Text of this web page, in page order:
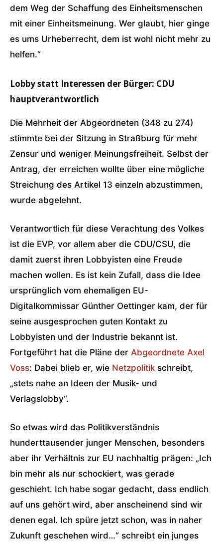
dem Weg der Schaffung des Einheitsmenschen
mit einer Einheitsmeinung. Wer glaubt, hier ginge
es ums Urheberrecht, dem ist wohl nicht mehr zu
helfen.“
Lobby statt Interessen der Bürger: CDU
hauptverantwortlich
Die Mehrheit der Abgeordneten (348 zu 274)
stimmte bei der Sitzung in Straßburg für mehr
Zensur und weniger Meinungsfreiheit. Selbst der
Antrag, der erreichen wollte über eine mögliche
Streichung des Artikel 13 einzeln abzustimmen,
wurde abgelehnt.
Verantwortlich für diese Verachtung des Volkes
ist die EVP, vor allem aber die CDU/CSU, die
damit zuerst ihren Lobbyisten eine Freude
machen wollen. Es ist kein Zufall, dass die Idee
ursprünglich vom ehemaligen EU-
Digitalkommissar Günther Oettinger kam, der für
seine ausgesprochen guten Kontakt zu
Lobbyisten und der Industrie bekannt ist.
Fortgeführt hat die Pläne der Abgeordnete Axel
Voss: Dabei blieb er, wie Netzpolitik schreibt,
„stets nahe an Ideen der Musik- und
Verlagslobby“.
So etwas wird das Politikverständnis
hunderttausender junger Menschen, besonders
aber ihr Verhältnis zur EU nachhaltig prägen: „Ich
bin mehr als nur schockiert, was gerade
geschieht. Ich habe sogar gedacht, dass endlich
auf uns gehört wird, aber anscheinend sind wir
denen egal. Ich spüre jetzt schon, was in naher
Zukunft geschehen wird…“ schreibt ein junges